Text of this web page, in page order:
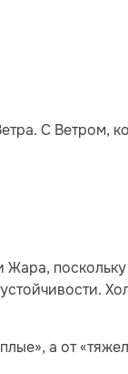
С Ветром,
а от